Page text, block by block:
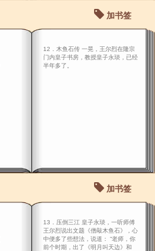
加书签
12．木鱼石传 一晃，王尔烈在隆宗
门内皇子书房，教授皇子永琰，已经
半年多了。
加书签
13．压倒三江 皇子永琰，一听师傅
王尔烈说出文题《僧敲木鱼石》，心
中便多了些想法，说道： “老师，你
前个时期，出了《明月叫天边》和